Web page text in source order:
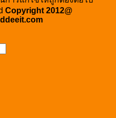
Copyright 2012@